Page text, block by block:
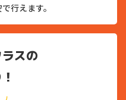
行えます。
スの